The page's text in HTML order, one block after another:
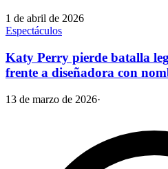
1 de abril de 2026
Espectáculos
Katy Perry pierde batalla
frente a diseñadora con
13 de marzo de 2026·